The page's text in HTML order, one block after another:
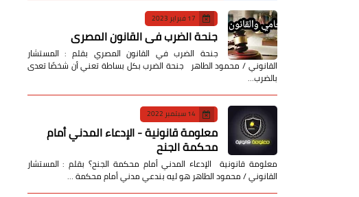
17 فبراير 2023
جنحة الضرب في القانون المصري
جنحة الضرب في القانون المصري بقلم : المستشار
القانوني / محمود الطاهر جنحة الضرب بكل بساطة تعني أن شخصًا تعدى
بالضرب…
14 سبتمبر 2022
معلومة قانونية - الإدعاء المدني أمام
محكمة الجنح
معلومة قانونية الإدعاء المدني أمام محكمة الجنح؟ بقلم : المستشار
القانوني / محمود الطاهر هو ليه بندعي مدني أمام محكمة …